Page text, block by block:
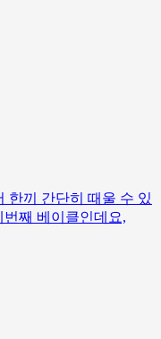
한끼 간단히 때울 수 있
째 베이클인데요,